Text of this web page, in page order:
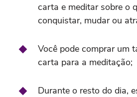
carta e meditar sobre o
conquistar, mudar ou
Você pode comprar um
carta para a meditação;
Durante o resto do dia,